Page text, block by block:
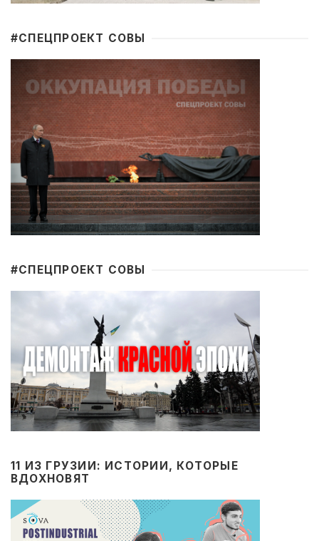
#CПЕЦПРОЕКТ СОВЫ
#CПЕЦПРОЕКТ СОВЫ
11 ИЗ ГРУЗИИ: ИСТОРИИ, КОТОРЫЕ
ВДОХНОВЯТ